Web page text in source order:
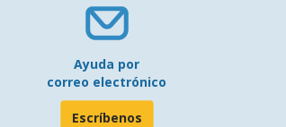
Ayuda por
correo electrónico
Escríbenos